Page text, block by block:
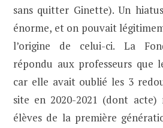
sans quitter Ginette). Un
énorme, et on pouvait
l’origine de celui-ci. La
répondu aux professeurs que
car elle avait oublié les 3
site en 2020-2021 (dont
élèves de la première